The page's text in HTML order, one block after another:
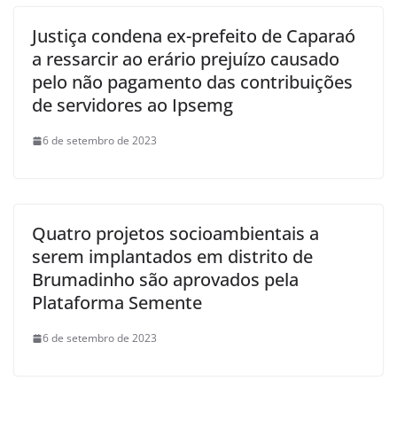
Justiça condena ex-prefeito de Caparaó
a ressarcir ao erário prejuízo causado
pelo não pagamento das contribuições
de servidores ao Ipsemg
6 de setembro de 2023
Quatro projetos socioambientais a
serem implantados em distrito de
Brumadinho são aprovados pela
Plataforma Semente
6 de setembro de 2023